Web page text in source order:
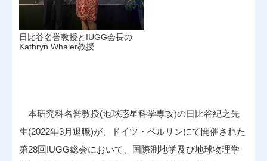
日比谷名誉教授とIUGG会長の
Kathryn Whaler教授
本研究科名誉教授(地球惑星科学専攻)の日比谷紀之先
生(2022年3月退職)が、ドイツ・ベルリンにて開催された
第28回IUGG総会において、国際測地学及び地球物理学